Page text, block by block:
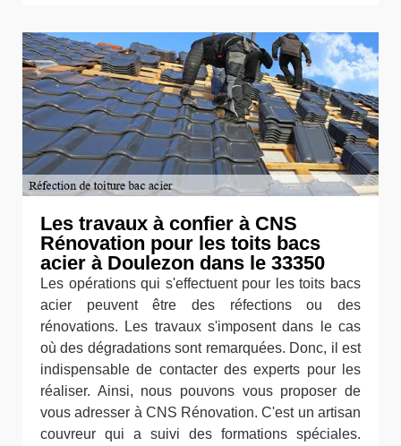
Les travaux à confier à CNS
Rénovation pour les toits bacs
acier à Doulezon dans le 33350
Les opérations qui s'effectuent pour les toits bacs
acier peuvent être des réfections ou des
rénovations. Les travaux s'imposent dans le cas
où des dégradations sont remarquées. Donc, il est
indispensable de contacter des experts pour les
réaliser. Ainsi, nous pouvons vous proposer de
vous adresser à CNS Rénovation. C'est un artisan
couvreur qui a suivi des formations spéciales.